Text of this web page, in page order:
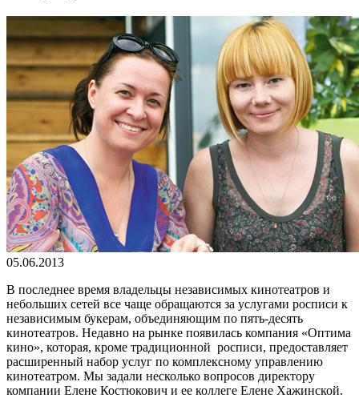
05.06.2013
В последнее время владельцы независимых кинотеатров и
небольших сетей все чаще обращаются за услугами росписи к
независимым букерам, объединяющим по пять-десять
кинотеатров. Недавно на рынке появилась компания «Оптима
кино», которая, кроме традиционной росписи, предоставляет
расширенный набор услуг по комплексному управлению
кинотеатром. Мы задали несколько вопросов директору
компании Елене Костюкович и ее коллеге Елене Хажинской.